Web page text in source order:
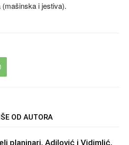
(mašinska i jestiva).
OD AUTORA
planinari, Adilović i Vidimlić,